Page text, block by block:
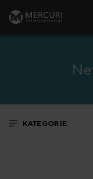
Zum
KATEGORIE